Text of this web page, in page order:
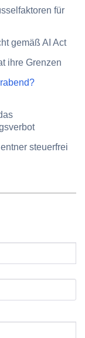
für
gemäß AI Act
ihre Grenzen
steuerfrei